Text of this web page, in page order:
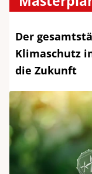
Der
Klimaschutz
die Zukunft